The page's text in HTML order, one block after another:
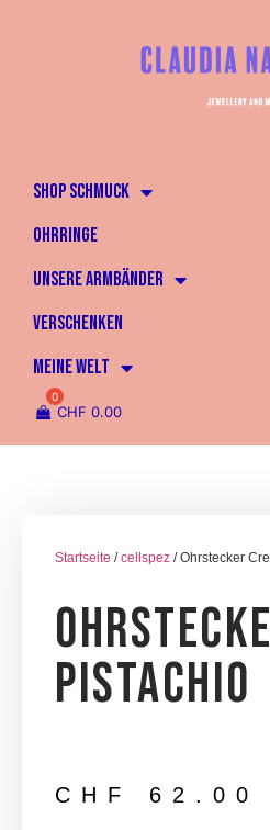
SHOP SCHMUCK
OHRRINGE
UNSERE ARMBÄNDER
VERSCHENKEN
MEINE WELT
CHF 0.00
Startseite /cellspez / Ohrstecker
Pistachio
CHF 62.00